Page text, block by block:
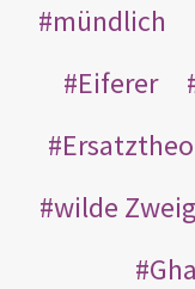
mündlich
Eiferer
wilde